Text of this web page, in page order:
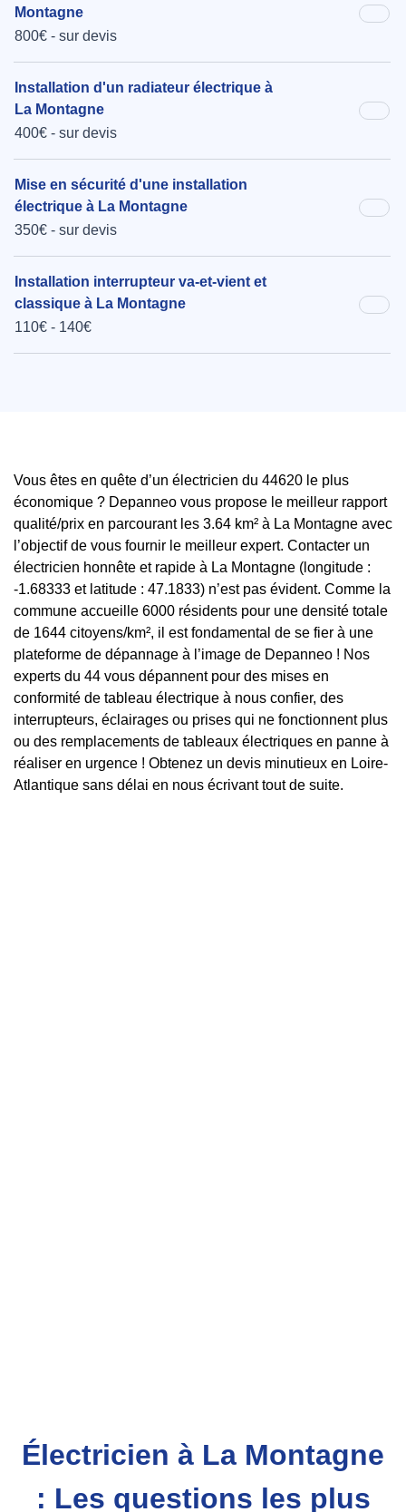
Montagne
800€ - sur devis
Installation d'un radiateur électrique à
La Montagne
400€ - sur devis
Mise en sécurité d'une installation
électrique à La Montagne
350€ - sur devis
Installation interrupteur va-et-vient et
classique à La Montagne
110€ - 140€
Vous êtes en quête d’un électricien du 44620 le plus
économique ? Depanneo vous propose le meilleur rapport
qualité/prix en parcourant les 3.64 km² à La Montagne avec
l’objectif de vous fournir le meilleur expert. Contacter un
électricien honnête et rapide à La Montagne (longitude :
-1.68333 et latitude : 47.1833) n’est pas évident. Comme la
commune accueille 6000 résidents pour une densité totale
de 1644 citoyens/km², il est fondamental de se fier à une
plateforme de dépannage à l’image de Depanneo ! Nos
experts du 44 vous dépannent pour des mises en
conformité de tableau électrique à nous confier, des
interrupteurs, éclairages ou prises qui ne fonctionnent plus
ou des remplacements de tableaux électriques en panne à
réaliser en urgence ! Obtenez un devis minutieux en Loire-
Atlantique sans délai en nous écrivant tout de suite.
Électricien à La Montagne
: Les questions les plus